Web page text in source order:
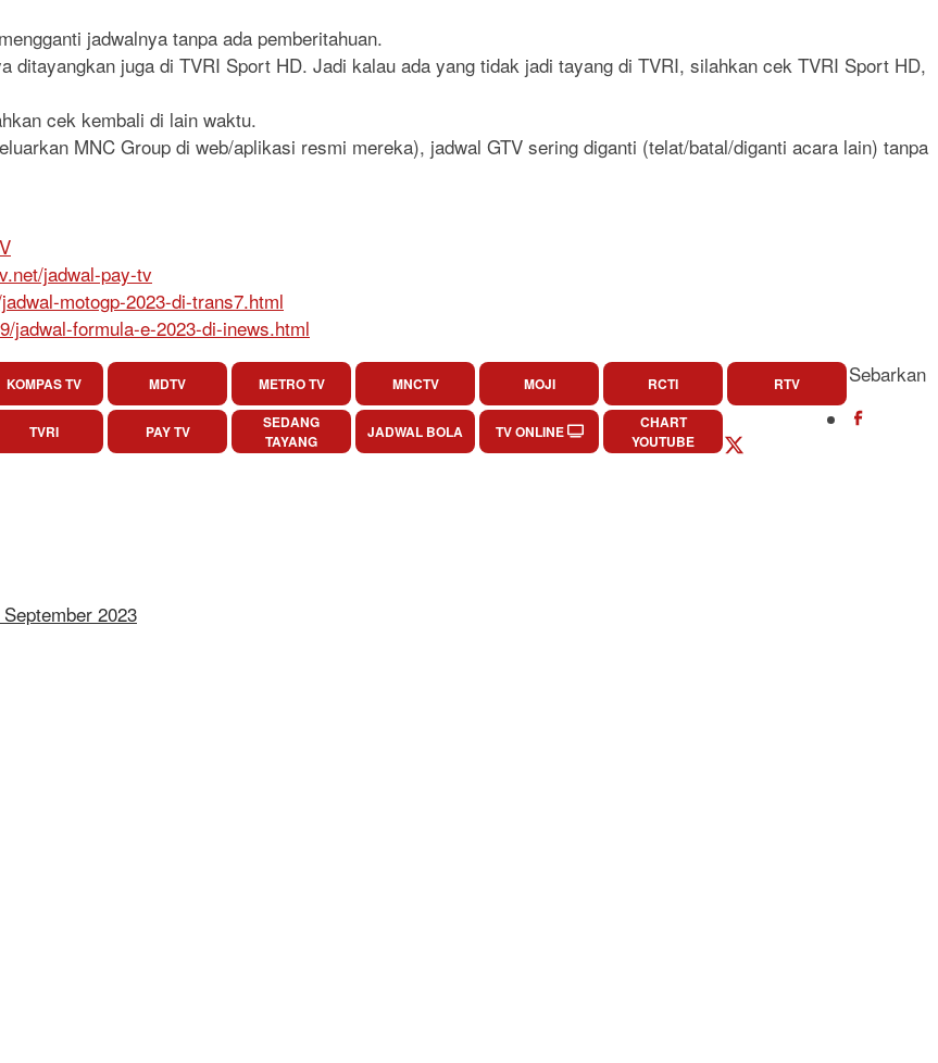
jadwalnya tanpa ada pemberitahuan.
ditayangkan juga di TVRI Sport HD. Jadi kalau ada yang tidak jadi tayang di TVRI, silahkan cek TVRI Sport HD,
cek kembali di lain waktu.
MNC Group di web/aplikasi resmi mereka), jadwal GTV sering diganti (telat/batal/diganti acara lain) tanpa
jadwal-pay-tv
motogp-2023-di-trans7.html
jadwal-formula-e-2023-di-inews.html
KOMPAS TV MDTV METRO TV MNCTV MOJI RCTI RTV
TVRI PAY TV
SEDANG
TAYANG
JADWAL BOLA TV ONLINE
CHART
YOUTUBE
Sebarkan
2023